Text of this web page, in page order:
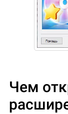
Чем